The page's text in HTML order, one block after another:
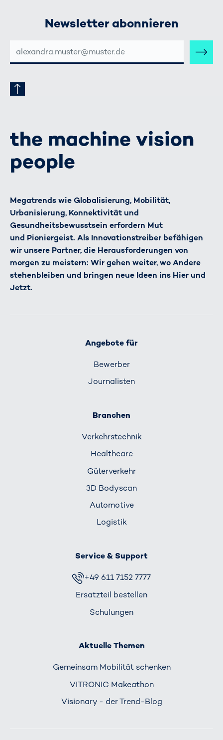
Newsletter abonnieren
MAIL-
ADRESSE
the machine vision
people
Megatrends wie Globalisierung, Mobilität,
Urbanisierung, Konnektivität und
Gesundheitsbewusstsein erfordern Mut
und Pioniergeist. Als Innovationstreiber befähigen
wir unsere Partner, die Herausforderungen von
morgen zu meistern: Wir gehen weiter, wo Andere
stehenbleiben und bringen neue Ideen ins Hier und
Jetzt.
Angebote für
Bewerber
Journalisten
Branchen
Verkehrs­technik
Healthcare
Güterverkehr
3D Bodyscan
Automotive
Logistik
Service & Support
+49 611 7152 7777
Ersatzteil bestellen
Schulungen
Aktuelle Themen
Gemeinsam Mobilität schenken
VITRONIC Makeathon
Visionary - der Trend-Blog